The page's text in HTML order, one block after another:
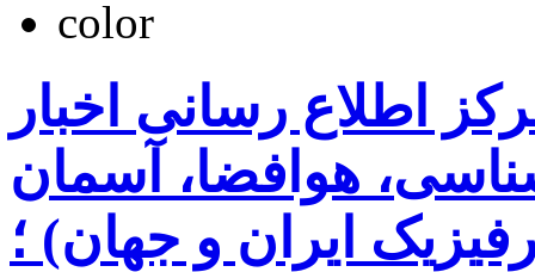
اطلاع رسانی اخبار
هوافضا، آسمان
ایران و جهان) ؛